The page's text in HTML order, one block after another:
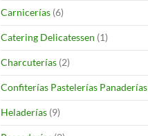
Carnicerías (6)
Catering Delicatessen (1)
Charcuterías (2)
Confiterías Pastelerías Panaderías
Heladerías (9)